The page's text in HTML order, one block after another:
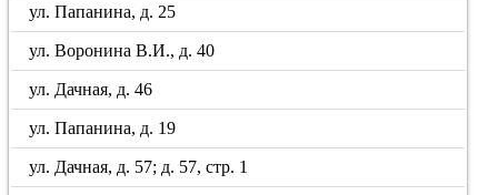
ул. Папанина, д. 25
ул. Воронина В.И., д. 40
ул. Дачная, д. 46
ул. Папанина, д. 19
ул. Дачная, д. 57; д. 57, стр. 1